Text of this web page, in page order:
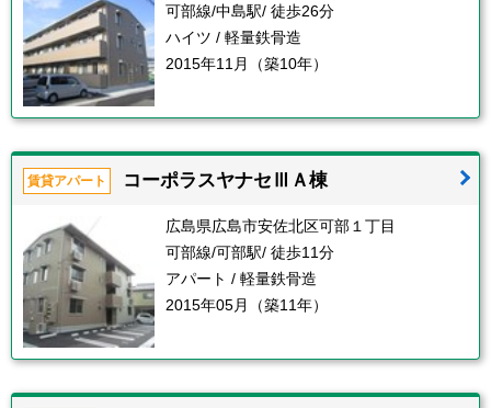
可部線/中島駅/ 徒歩26分
ハイツ / 軽量鉄骨造
2015年11月（築10年）
賃貸アパート コーポラスヤナセⅢＡ棟
広島県広島市安佐北区可部１丁目
可部線/可部駅/ 徒歩11分
アパート / 軽量鉄骨造
2015年05月（築11年）